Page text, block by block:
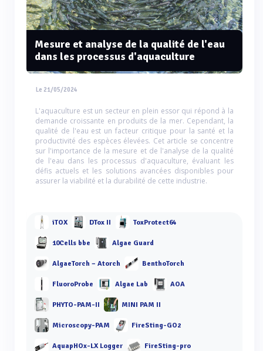
Mesure et analyse de la qualité de l'eau
dans les processus d'aquaculture
Le 21/05/2024
L'aquaculture est un secteur en plein essor qui répond à la
demande croissante en produits de la mer. Cependant, la
qualité de l'eau est un facteur critique pour la santé et la
productivité des espèces élevées. Cet article se concentre
sur l'importance de la mesure et de l'analyse de la qualité
de l'eau dans les processus d'aquaculture, évaluant les
défis actuels et les solutions avancées disponibles pour
assurer la viabilité et la durabilité de cette industrie.
iTOX DTox II ToxProtect64
10Cells bbe Algae Guard
AlgaeTorch – Atorch BenthoTorch
FluoroProbe Algae Lab AOA
PHYTO-PAM-II MINI PAM II
Microscopy-PAM FireSting-GO2
AquapHOx-LX Logger FireSting-pro